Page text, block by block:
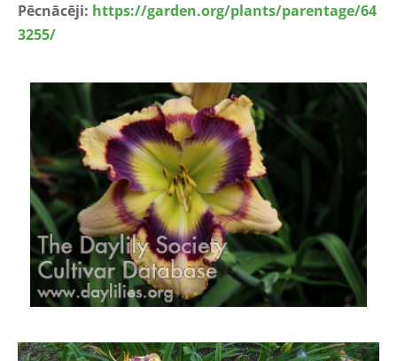
Pēcnācēji: https://garden.org/plants/parentage/64
3255/